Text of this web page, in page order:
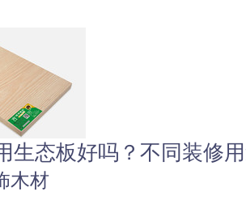
生态板好吗？不同装修
木材